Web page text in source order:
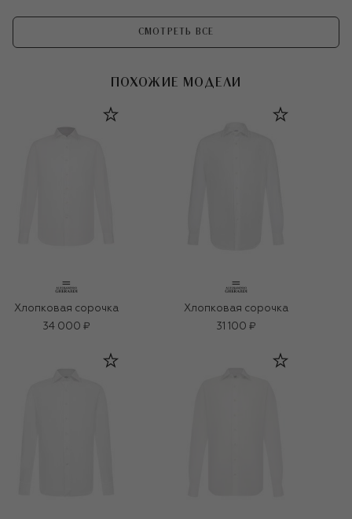
СМОТРЕТЬ ВСЕ
ПОХОЖИЕ МОДЕЛИ
Хлопковая сорочка
34 000 ₽
Хлопковая сорочка
31 100 ₽